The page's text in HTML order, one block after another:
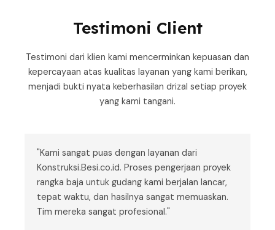
Testimoni Client
Testimoni dari klien kami mencerminkan kepuasan dan
kepercayaan atas kualitas layanan yang kami berikan,
menjadi bukti nyata keberhasilan drizal setiap proyek
yang kami tangani.
"Kami sangat puas dengan layanan dari
Konstruksi.Besi.co.id. Proses pengerjaan proyek
rangka baja untuk gudang kami berjalan lancar,
tepat waktu, dan hasilnya sangat memuaskan.
Tim mereka sangat profesional."